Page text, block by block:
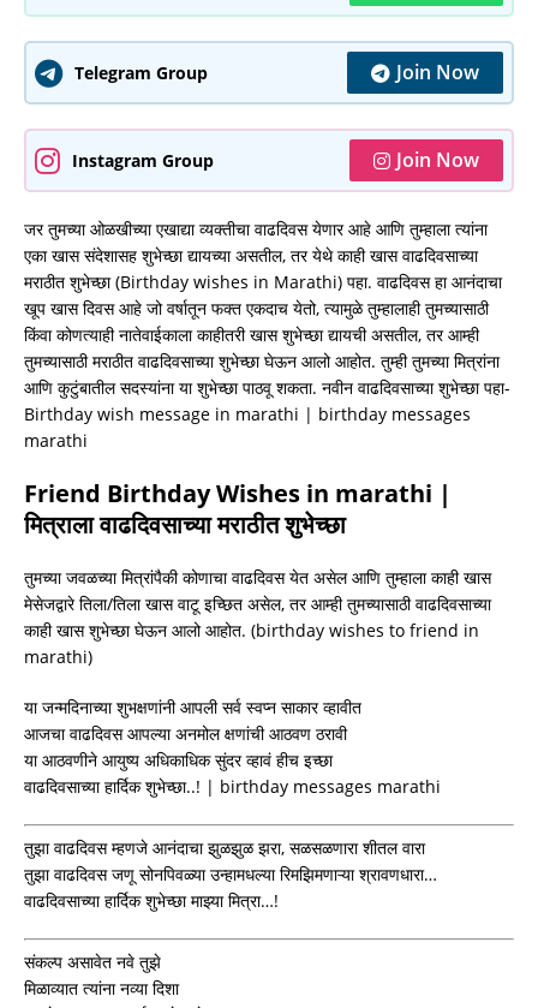
Telegram Group Join Now
Instagram Group Join Now
जर तुमच्या ओळखीच्या एखाद्या व्यक्तीचा वाढदिवस येणार आहे आणि तुम्हाला त्यांना
एका खास संदेशासह शुभेच्छा द्यायच्या असतील, तर येथे काही खास वाढदिवसाच्या
मराठीत शुभेच्छा (Birthday wishes in Marathi) पहा. वाढदिवस हा आनंदाचा
खूप खास दिवस आहे जो वर्षातून फक्त एकदाच येतो, त्यामुळे तुम्हालाही तुमच्यासाठी
किंवा कोणत्याही नातेवाईकाला काहीतरी खास शुभेच्छा द्यायची असतील, तर आम्ही
तुमच्यासाठी मराठीत वाढदिवसाच्या शुभेच्छा घेऊन आलो आहोत. तुम्ही तुमच्या मित्रांना
आणि कुटुंबातील सदस्यांना या शुभेच्छा पाठवू शकता. नवीन वाढदिवसाच्या शुभेच्छा पहा-
Birthday wish message in marathi | birthday messages
marathi
Friend Birthday Wishes in marathi |
मित्राला वाढदिवसाच्या मराठीत शुभेच्छा
तुमच्या जवळच्या मित्रांपैकी कोणाचा वाढदिवस येत असेल आणि तुम्हाला काही खास
मेसेजद्वारे तिला/तिला खास वाटू इच्छित असेल, तर आम्ही तुमच्यासाठी वाढदिवसाच्या
काही खास शुभेच्छा घेऊन आलो आहोत. (birthday wishes to friend in
marathi)
या जन्मदिनाच्या शुभक्षणांनी आपली सर्व स्वप्न साकार व्हावीत
आजचा वाढदिवस आपल्या अनमोल क्षणांची आठवण ठरावी
या आठवणीने आयुष्य अधिकाधिक सुंदर व्हावं हीच इच्छा
वाढदिवसाच्या हार्दिक शुभेच्छा..! | birthday messages marathi
तुझा वाढदिवस म्हणजे आनंदाचा झुळझुळ झरा, सळसळणारा शीतल वारा
तुझा वाढदिवस जणू सोनपिवळ्या उन्हामधल्या रिमझिमणाऱ्या श्रावणधारा…
वाढदिवसाच्या हार्दिक शुभेच्छा माझ्या मित्रा…!
संकल्प असावेत नवे तुझे
मिळाव्यात त्यांना नव्या दिशा